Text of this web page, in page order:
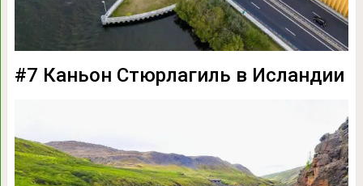
#7 Каньон Стюрлагиль в Исландии